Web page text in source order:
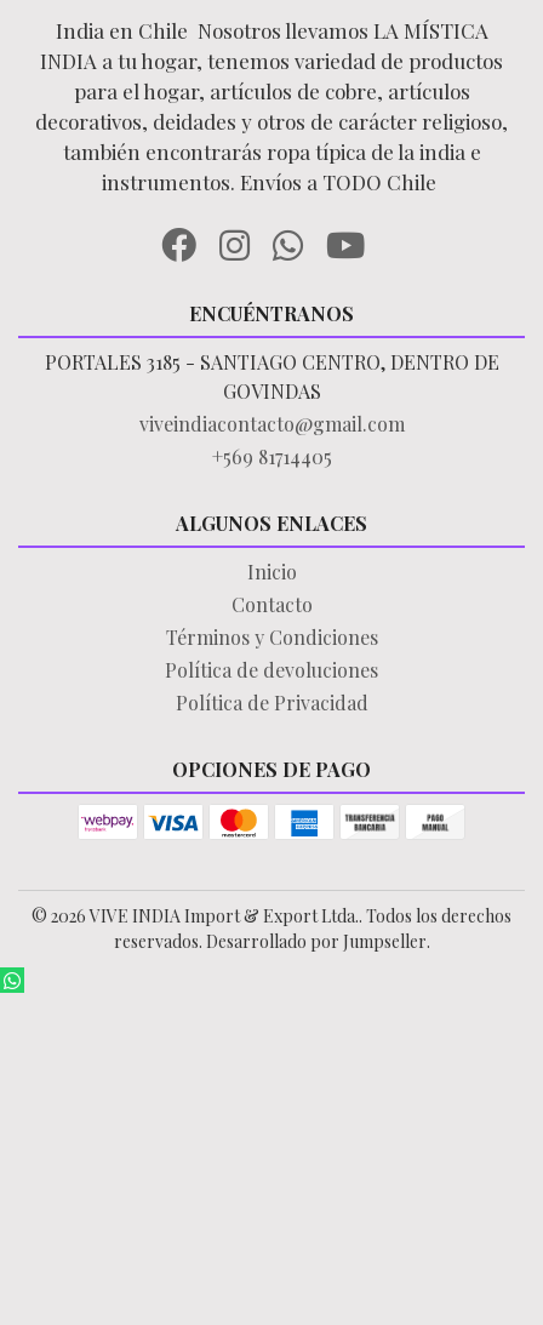
India en Chile Nosotros llevamos LA MÍSTICA
INDIA a tu hogar, tenemos variedad de productos
para el hogar, artículos de cobre, artículos
decorativos, deidades y otros de carácter religioso,
también encontrarás ropa típica de la india e
instrumentos. Envíos a TODO Chile
ENCUÉNTRANOS
PORTALES 3185 - SANTIAGO CENTRO, DENTRO DE
GOVINDAS
viveindiacontacto@gmail.com
+569 81714405
ALGUNOS ENLACES
Inicio
Contacto
Términos y Condiciones
Política de devoluciones
Política de Privacidad
OPCIONES DE PAGO
© 2026 VIVE INDIA Import & Export Ltda.. Todos los derechos
reservados. Desarrollado por Jumpseller.